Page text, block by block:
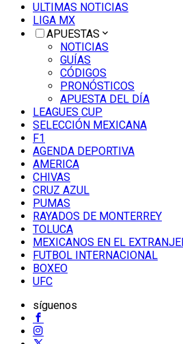
ULTIMAS NOTICIAS
LIGA MX
APUESTAS
NOTICIAS
GUÍAS
CÓDIGOS
PRONÓSTICOS
APUESTA DEL DÍA
LEAGUES CUP
SELECCIÓN MEXICANA
F1
AGENDA DEPORTIVA
AMERICA
CHIVAS
CRUZ AZUL
PUMAS
RAYADOS DE MONTERREY
TOLUCA
MEXICANOS EN EL
FUTBOL INTERNACIONAL
BOXEO
UFC
síguenos